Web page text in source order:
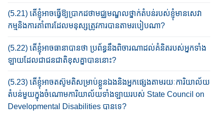
(5.21) តើខ្ញុំ​អាច​ធ្វើ​ឱ្យ​ប្រាកដ​ថាមជ្ឈមណ្ឌល​ថ្នាក់​តំបន់​របស់​ខ្ញុំ​​មាន​សេវា​
កម្ម​និង​ការ​គាំ​ពារ​ដែល​មនុស្ស​ត្រូវ​ការបាន​តាម​របៀប​ណា​?
(5.22) តើ​ខ្ញុំ​អាច​ធានា​បានថា ប្រព័ន្ធ​នឹ​ងពិចារណាដល់​គំនិត​របស់​អ្នក​ទាំង​
ឡាយ​ដែលជាជនជាតិខុសគ្នា​បាន​នោះ?​
(5.23) តើខ្ញុំ​អាច​តស៊ូមតិ​សម្រាប់​ខ្លួន​ឯង​និង​អ្នក​ផ្សេង​តាម​រយៈ​ការិយាល័យ​
តំបន់មួយ​ក្នុង​ចំណោម​ការិយាល័យ​ទាំង​ឡាយ​របស់ State Council on
Developmental Disabilities បានទេ?